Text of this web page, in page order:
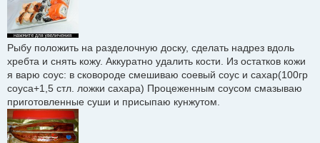
Рыбу положить на разделочную доску, сделать надрез вдоль
хребта и снять кожу. Аккуратно удалить кости. Из остатков кожи
я варю соус: в сковороде смешиваю соевый соус и сахар(100гр
соуса+1,5 стл. ложки сахара) Процеженным соусом смазываю
приготовленные суши и присыпаю кунжутом.